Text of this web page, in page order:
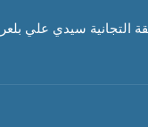
التجانية سيدي علي